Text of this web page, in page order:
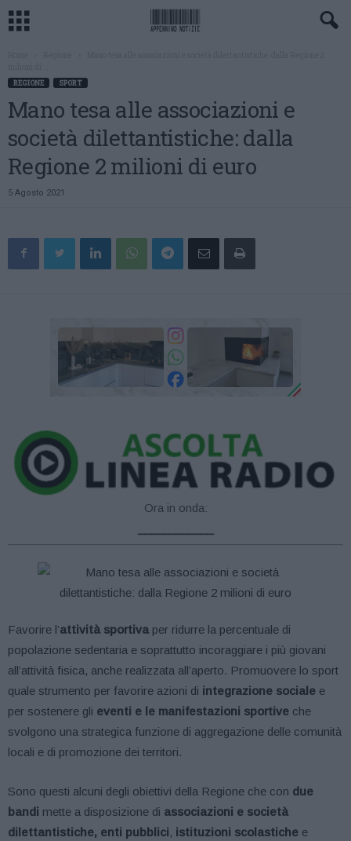
REGIONE SPORT
Mano tesa alle associazioni e
società dilettantistiche: dalla
Regione 2 milioni di euro
5 Agosto 2021
Ora in onda:
Favorire l’attività sportiva per ridurre la percentuale di
popolazione sedentaria e soprattutto incoraggiare i più giovani
all’attività fisica, anche realizzata all’aperto. Promuovere lo sport
quale strumento per favorire azioni di integrazione sociale e
per sostenere gli eventi e le manifestazioni sportive che
svolgono una strategica funzione di aggregazione delle comunità
locali e di promozione dei territori.
Sono questi alcuni degli obiettivi della Regione che con due
bandi mette a disposizione di associazioni e società
dilettantistiche, enti pubblici, istituzioni scolastiche e